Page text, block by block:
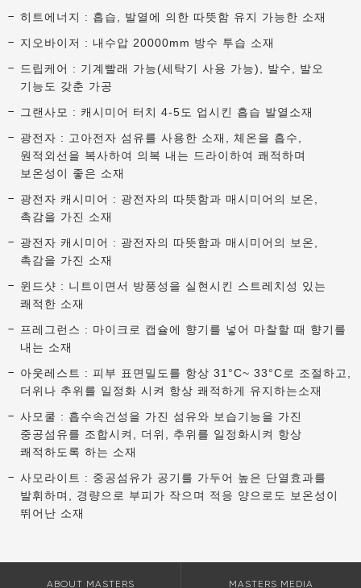
히트에너지 : 흡습, 발열에 의한 따뜻함 유지 가능한 소재
지오바이저 : 내수압 20000mm 방수 투습 소재
드립케어 : 기계빨래 가능(세탁기 사용 가능), 발수, 발오
기능도 갖춘 가공
그랜사모 : 캐시미어 터치 4-5도 업시킨 흡습 발열소재
광전자 : 고아전자 섬유를 사용한 소재, 체온을 흡수,
원적외선을 복사하여 의복 내는 드라이하여 쾌적하며
보온성이 좋은 소재
광전자 캐시미어 : 광전자의 따뜻함과 매시미어의 보온,
촉감을 가진 소재
광전자 캐시미어 : 광전자의 따뜻함과 매시미어의 보온,
촉감을 가진 소재
윈드샷 : 니트이면서 방풍성을 실현시킨 스트레치성 있는
쾌적한 소재
프레그런스 : 마이크로 캡슐에 향기를 넣어 마찰할 때 향기를
내는 소재
아웃레스트 : 피부 표면밀도를 항상 31°C~ 33°C로 조절하고,
더위나 추위를 일정화 시켜 항상 쾌적하게 유지하는소재
사모쿨 : 흡수속건성을 가진 섬유와 보습기능을 가진
중공섬유를 조합시켜, 더위, 추위를 일정화시켜 항상
쾌적하도록 하는 소재
사모라이트 : 중공섬유가 공기를 가두어 높은 단열효과를
발휘하며, 경량으로 부피가 작으며 적응 양으로도 보온성이
뛰어난 소재
ABOUT MASTERS MASTERS MEDIA